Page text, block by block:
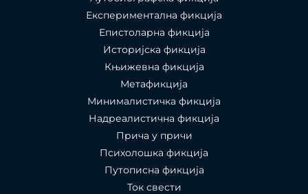
Експериментална фикција
Епистоларна фикција
Историјска фикција
Књижевна фикција
Метафикција
Минималистичка фикција
Надреалистична фикција
Прича у причи
Психолошкa фикција
Путописна фикција
Ток свести